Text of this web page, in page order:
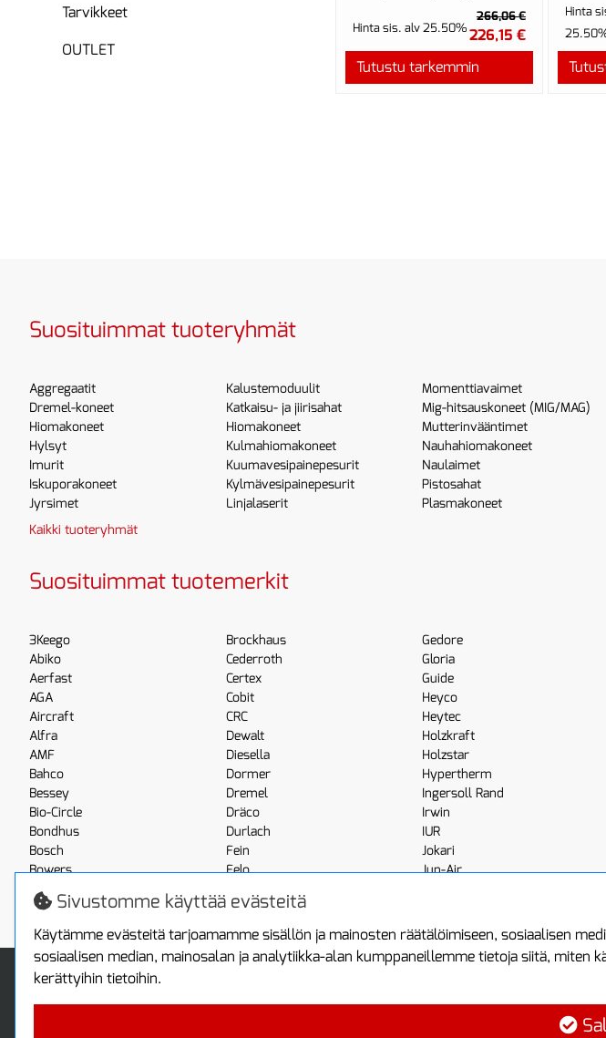
Tarvikkeet
OUTLET
Hinta sis. alv 25.50%
266,06 €
226,15 €
Tutustu tarkemmin
Hinta
Suosituimmat tuoteryhmät
Aggregaatit
Dremel-koneet
Hiomakoneet
Hylsyt
Imurit
Iskuporakoneet
Jyrsimet
Kalustemoduulit
Katkaisu- ja jiirisahat
Hiomakoneet
Kulmahiomakoneet
Kuumavesipainepesurit
Kylmävesipainepesurit
Linjalaserit
Momenttiavaimet
Mig-hitsauskoneet (MIG/MAG)
Mutterinvääntimet
Nauhahiomakoneet
Naulaimet
Pistosahat
Plasmakoneet
Kaikki tuoteryhmät
Suosituimmat tuotemerkit
3Keego
Abiko
Aerfast
AGA
Aircraft
Alfra
AMF
Bahco
Bessey
Bio-Circle
Bondhus
Bosch
Bowers
Boxo
Brennenstuhl
Brockhaus
Cederroth
Certex
Cobit
CRC
Dewalt
Diesella
Dormer
Dremel
Dräco
Durlach
Fein
Felo
Fluke
Gedore
Gloria
Guide
Heyco
Heytec
Holzkraft
Holzstar
Hypertherm
Ingersoll Rand
Irwin
IUR
Jokari
Jun-Air
Info
Yhteystiedot
Toimitus ja maksaminen
Toimitustavat
Asiakastili
Luo tili
Sivustomme käyttää evästeitä
Käytämme evästeitä tarjoamamme sisällön ja mainosten räätälöimiseen, sosiaalisen
sosiaalisen median, mainosalan ja analytiikka-alan kumppaneillemme tietoja siitä,
kerättyihin tietoihin.